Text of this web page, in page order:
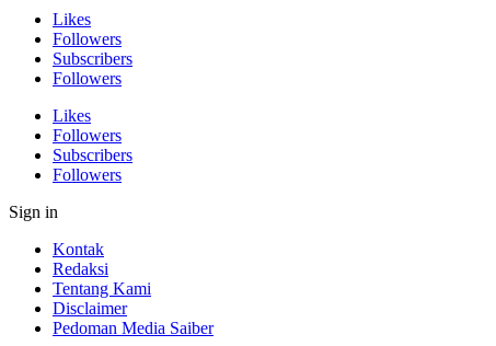
Likes
Followers
Subscribers
Followers
Likes
Followers
Subscribers
Followers
Sign in
Kontak
Redaksi
Tentang Kami
Disclaimer
Pedoman Media Saiber